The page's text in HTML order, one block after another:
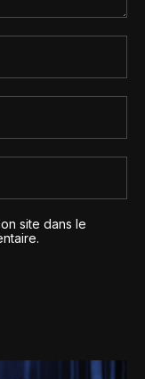
site dans le